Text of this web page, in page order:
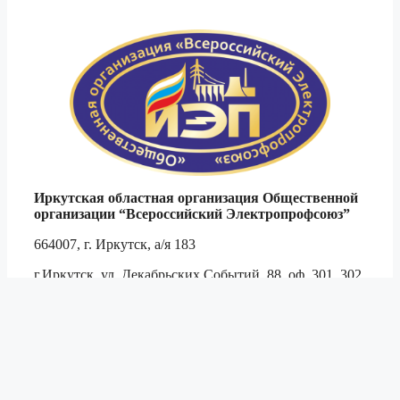
Иркутская областная организация Общественной
организации “Всероссийский Электропрофсоюз”
664007, г. Иркутск, а/я 183
г.Иркутск, ул. Декабрьских Событий, 88, оф. 301, 302